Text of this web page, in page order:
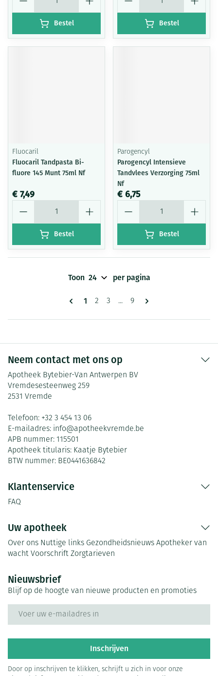
Bestel Bestel
Fluocaril
Fluocaril Tandpasta Bi-
fluore 145 Munt 75ml Nf
€ 7,49
Bestel
Parogencyl
Parogencyl Intensieve
Tandvlees Verzorging 75ml
Nf
€ 6,75
Bestel
Pagina's
U lees momenteel pagina
1 Pagina
2 Pagina
3 ... Pagina
9
Toon per pagina
Neem contact met ons op
Apotheek Bytebier-Van Antwerpen BV
Vremdesesteenweg 259
2531 Vremde
Telefoon: +32 3 454 13 06
E-mailadres: info@apotheekvremde.be
APB nummer: 115501
Apotheek titularis: Kaatje Bytebier
BTW nummer: BE0441636842
Klantenservice
FAQ
Uw apotheek
Over ons Nuttige links Gezondheidsnieuws Apotheker van
wacht Voorschrift Zorgtarieven
Nieuwsbrief
Blijf op de hoogte van nieuwe producten en promoties
Inschrijven
Door op inschrijven te klikken, schrijft u zich in voor onze